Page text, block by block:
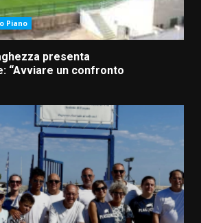
Piano
presenta
“Avviare un confronto